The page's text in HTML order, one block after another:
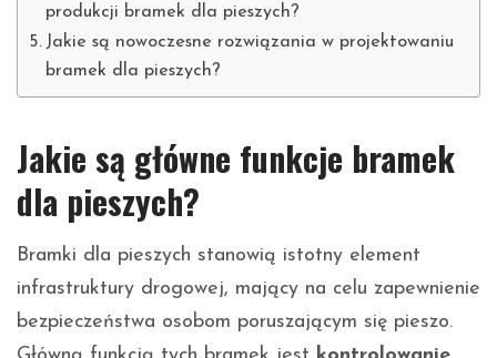
produkcji bramek dla pieszych?
Jakie są nowoczesne rozwiązania w projektowaniu
bramek dla pieszych?
Jakie są główne funkcje bramek
dla pieszych?
Bramki dla pieszych stanowią istotny element
infrastruktury drogowej, mający na celu zapewnienie
bezpieczeństwa osobom poruszającym się pieszo.